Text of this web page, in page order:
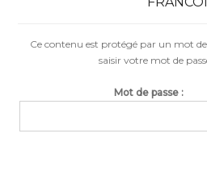
Ce contenu est protégé par un mot
saisir votre mot de
Mot de passe :